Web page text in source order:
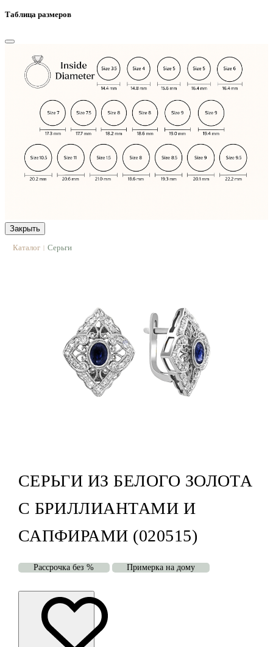
Таблица размеров
Закрыть
Каталог | Серьги
СЕРЬГИ ИЗ БЕЛОГО ЗОЛОТА
С БРИЛЛИАНТАМИ И
САПФИРАМИ (020515)
Рассрочка без % Примерка на дому